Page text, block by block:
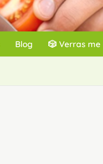
Blog 🎲 Verras me